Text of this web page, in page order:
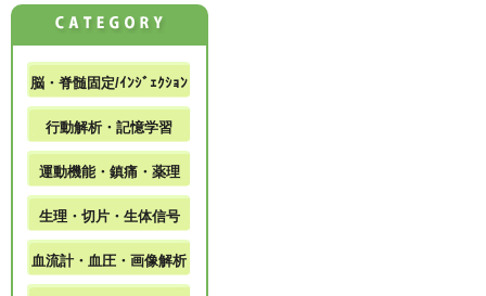
脳・脊髄固定/ｲﾝｼﾞｪｸｼｮﾝ
行動解析・記憶学習
運動機能・鎮痛・薬理
生理・切片・生体信号
血流計・血圧・画像解析